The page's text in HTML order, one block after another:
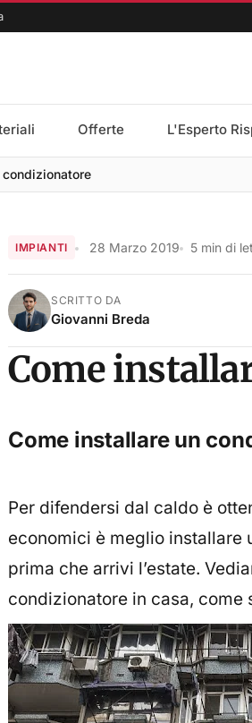
Offerte L'Esperto
IMPIANTI 28 Marzo 2019 5 min di
SCRITTO DA
Giovanni Breda
Come
Come installare un
Per difendersi dal caldo è
economici è meglio installare
prima che arrivi l’estate.
condizionatore in casa, come